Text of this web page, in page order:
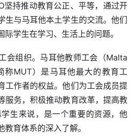
坚持推动教育公正、平等，通过开
生与马耳他本土学生的交流。他们
学生在学习、生活上的问题。
会组织。马耳他教师工会（Malta
称MUT）是马耳他最大的教育工
工作者的权益。他们为工会成员提
服务，积极推动教育改革，提高教
生来说，是一个重要的资源，他
育体系的深入了解。